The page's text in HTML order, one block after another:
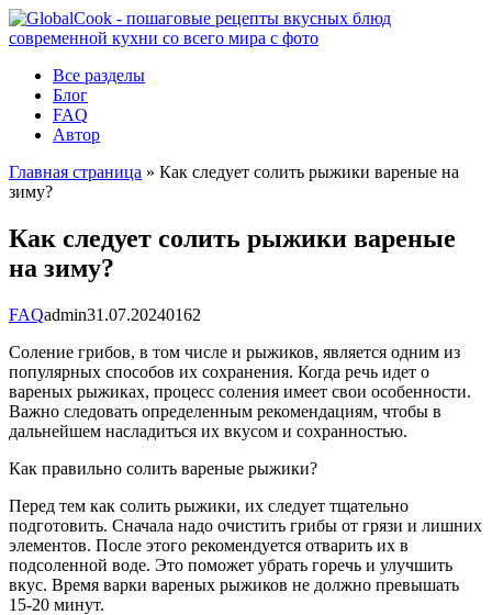
Перейти
к
Все разделы
Блог
FAQ
Автор
Главная страница » Как следует солить рыжики вареные на
зиму?
Как следует солить рыжики вареные
на зиму?
FAQadmin31.07.20240162
Соление грибов, в том числе и рыжиков, является одним из
популярных способов их сохранения. Когда речь идет о
вареных рыжиках, процесс соления имеет свои особенности.
Важно следовать определенным рекомендациям, чтобы в
дальнейшем насладиться их вкусом и сохранностью.
Как правильно солить вареные рыжики?
Перед тем как солить рыжики, их следует тщательно
подготовить. Сначала надо очистить грибы от грязи и лишних
элементов. После этого рекомендуется отварить их в
подсоленной воде. Это поможет убрать горечь и улучшить
вкус. Время варки вареных рыжиков не должно превышать
15-20 минут.